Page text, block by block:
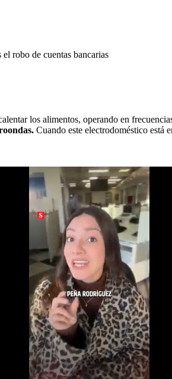
robo de cuentas bancarias
los alimentos, operando en
Cuando este electrodoméstico está